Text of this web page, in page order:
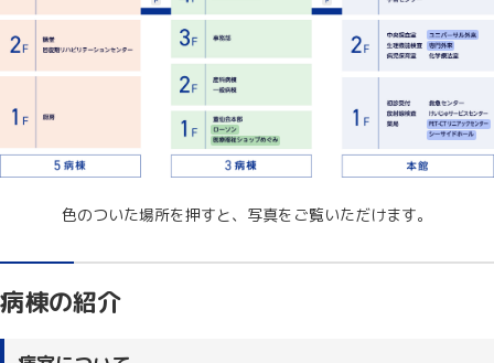
色のついた場所を押すと、写真をご覧いただけます。
病棟の紹介